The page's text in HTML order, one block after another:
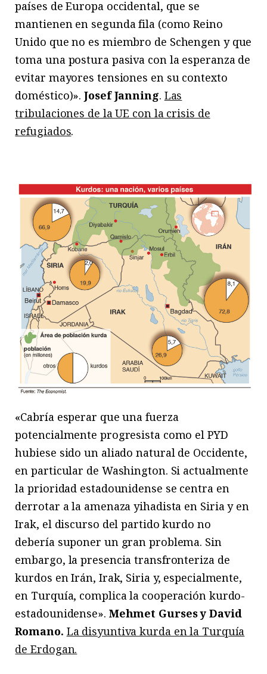
países de Europa occidental, que se
mantienen en segunda fila (como Reino
Unido que no es miembro de Schengen y que
toma una postura pasiva con la esperanza de
evitar mayores tensiones en su contexto
doméstico)».Josef Janning. Las
tribulaciones de la UE con la crisis de
refugiados.
«Cabría esperar que una fuerza
potencialmente progresista como el PYD
hubiese sido un aliado natural de Occidente,
en particular de Washington. Si actualmente
la prioridad estadounidense se centra en
derrotar a la amenaza yihadista en Siria y en
Irak, el discurso del partido kurdo no
debería suponer un gran problema. Sin
embargo, la presencia transfronteriza de
kurdos en Irán, Irak, Siria y, especialmente,
en Turquía, complica la cooperación kurdo-
estadounidense». Mehmet Gurses y David
Romano. La disyuntiva kurda en la Turquía
de Erdogan.